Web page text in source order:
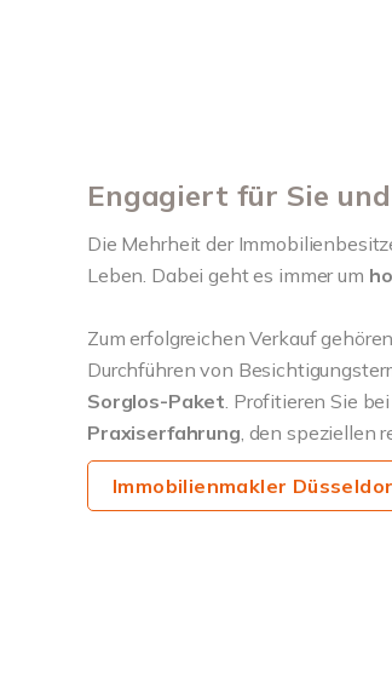
Engagiert für Sie
Die Mehrheit der
Leben. Dabei geht es immer um
Zum erfolgreichen Verkauf
Durchführen von
Sorglos-Paket . Profitieren Sie
Praxiserfahrung , den speziellen
Immobilienmakler